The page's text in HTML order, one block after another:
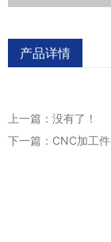
产品详情
上一篇：没有了！
下一篇： CNC加工件